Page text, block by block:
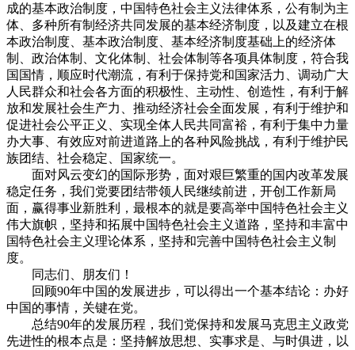
成的基本政治制度，中国特色社会主义法律体系，公有制为主
体、多种所有制经济共同发展的基本经济制度，以及建立在根
本政治制度、基本政治制度、基本经济制度基础上的经济体
制、政治体制、文化体制、社会体制等各项具体制度，符合我
国国情，顺应时代潮流，有利于保持党和国家活力、调动广大
人民群众和社会各方面的积极性、主动性、创造性，有利于解
放和发展社会生产力、推动经济社会全面发展，有利于维护和
促进社会公平正义、实现全体人民共同富裕，有利于集中力量
办大事、有效应对前进道路上的各种风险挑战，有利于维护民
族团结、社会稳定、国家统一。
面对风云变幻的国际形势，面对艰巨繁重的国内改革发展
稳定任务，我们党要团结带领人民继续前进，开创工作新局
面，赢得事业新胜利，最根本的就是要高举中国特色社会主义
伟大旗帜，坚持和拓展中国特色社会主义道路，坚持和丰富中
国特色社会主义理论体系，坚持和完善中国特色社会主义制
度。
同志们、朋友们！
回顾90年中国的发展进步，可以得出一个基本结论：办好
中国的事情，关键在党。
总结90年的发展历程，我们党保持和发展马克思主义政党
先进性的根本点是：坚持解放思想、实事求是、与时俱进，以